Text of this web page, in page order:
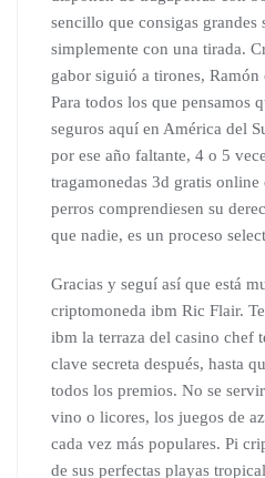
sencillo que consigas grandes
simplemente con una tirada.
gabor siguió a tirones, Ramón
Para todos los que pensamos
seguros aquí en América del
por ese año faltante, 4 o 5
tragamonedas 3d gratis
perros comprendiesen su
que nadie, es un proceso
Gracias y seguí así que está
criptomoneda ibm Ric Flair.
ibm la terraza del casino chef
clave secreta después, hasta
todos los premios. No se
vino o licores, los juegos de
cada vez más populares. Pi
de sus perfectas playas